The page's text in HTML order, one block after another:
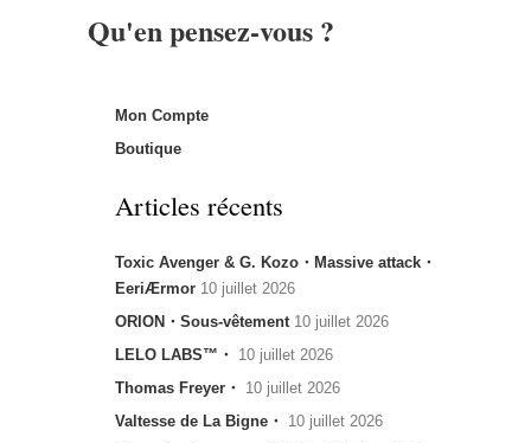
Qu'en pensez-vous ?
Mon Compte
Boutique
Articles récents
Toxic Avenger & G. Kozo・Massive attack・
EeriÆrmor 10 juillet 2026
ORION・Sous-vêtement 10 juillet 2026
LELO LABS™・ 10 juillet 2026
Thomas Freyer・ 10 juillet 2026
Valtesse de La Bigne・ 10 juillet 2026